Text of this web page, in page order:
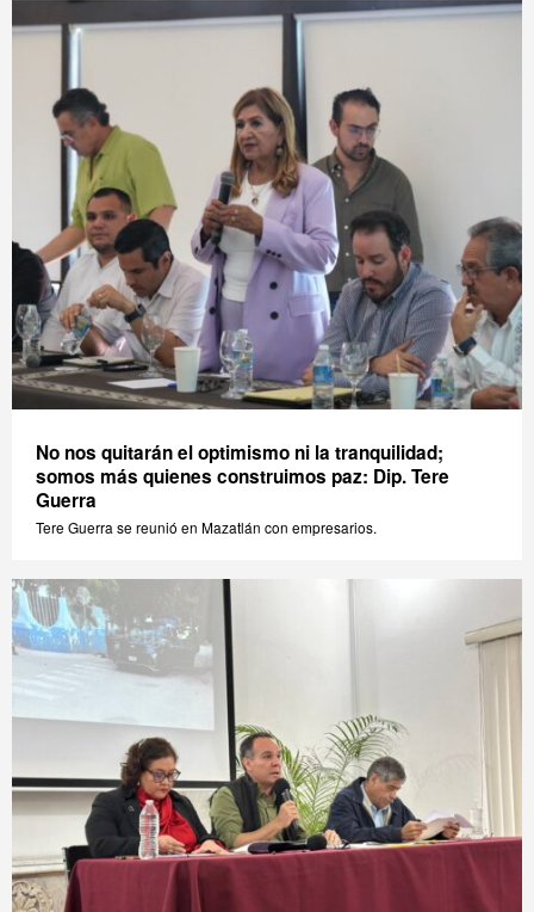
No nos quitarán el optimismo ni la tranquilidad;
somos más quienes construimos paz: Dip. Tere
Guerra
Tere Guerra se reunió en Mazatlán con empresarios.